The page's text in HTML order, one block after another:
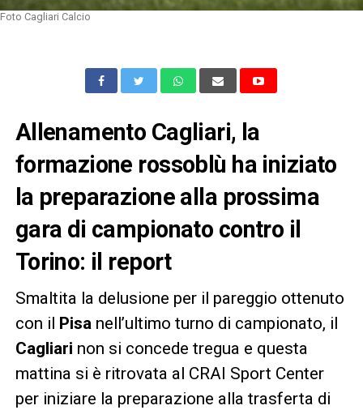
Foto Cagliari Calcio
Allenamento Cagliari, la
formazione rossoblù ha iniziato
la preparazione alla prossima
gara di campionato contro il
Torino: il report
Smaltita la delusione per il pareggio ottenuto
con il Pisa nell’ultimo turno di campionato, il
Cagliari non si concede tregua e questa
mattina si è ritrovata al CRAI Sport Center
per iniziare la preparazione alla trasferta di